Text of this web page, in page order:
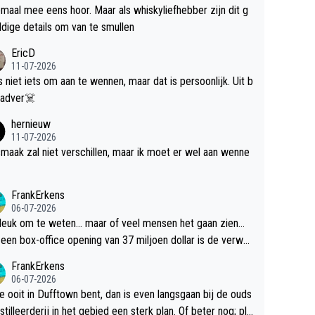
mee eens hoor. Maar als whiskyliefhebber zijn dit g
details om van te smullen
EricD
11-07-2026
niet iets om aan te wennen, maar dat is persoonlijk. Uit b
gadver☠️
hernieuw
11-07-2026
zal niet verschillen, maar ik moet er wel aan wenne
FrankErkens
06-07-2026
om te weten... maar of veel mensen het gaan zien...
box-office opening van 37 miljoen dollar is de verwa
FrankErkens
06-07-2026
ooit in Dufftown bent, dan is even langsgaan bij de ouds
in het gebied een sterk plan. Of beter nog; pla